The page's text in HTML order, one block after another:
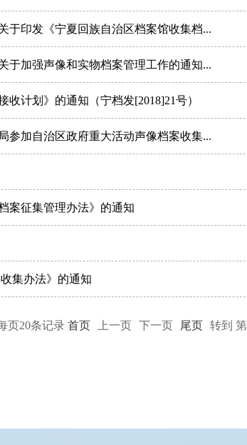
于印发《宁夏回族自治区档案馆收集档...
于加强声像和实物档案管理工作的通知...
计划》的通知（宁档发[2018]21号）
参加自治区政府重大活动声像档案收集...
案征集管理办法》的通知
集办法》的通知
页20条记录 首页 上一页 下一页 尾页 转到 第